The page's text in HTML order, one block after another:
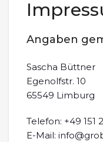
Angaben
Sascha Büttner
Egenolfstr. 10
65549 Limburg
Telefon: +49 151
E-Mail: